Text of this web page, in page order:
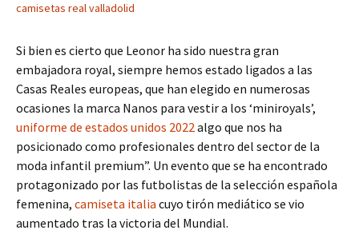
camisetas real valladolid
Si bien es cierto que Leonor ha sido nuestra gran
embajadora royal, siempre hemos estado ligados a las
Casas Reales europeas, que han elegido en numerosas
ocasiones la marca Nanos para vestir a los ‘miniroyals’,
uniforme de estados unidos 2022algo que nos ha
posicionado como profesionales dentro del sector de la
moda infantil premium”. Un evento que se ha encontrado
protagonizado por las futbolistas de la selección española
femenina, camiseta italia cuyo tirón mediático se vio
aumentado tras la victoria del Mundial.